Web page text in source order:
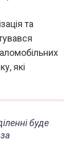
та
які
буде